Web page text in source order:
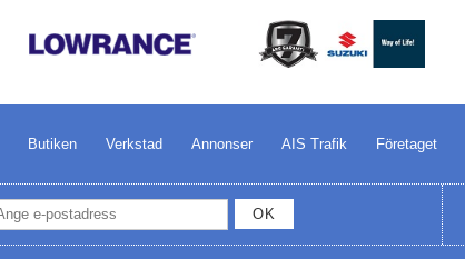
Butiken Verkstad Annonser AIS Trafik Företaget
OK